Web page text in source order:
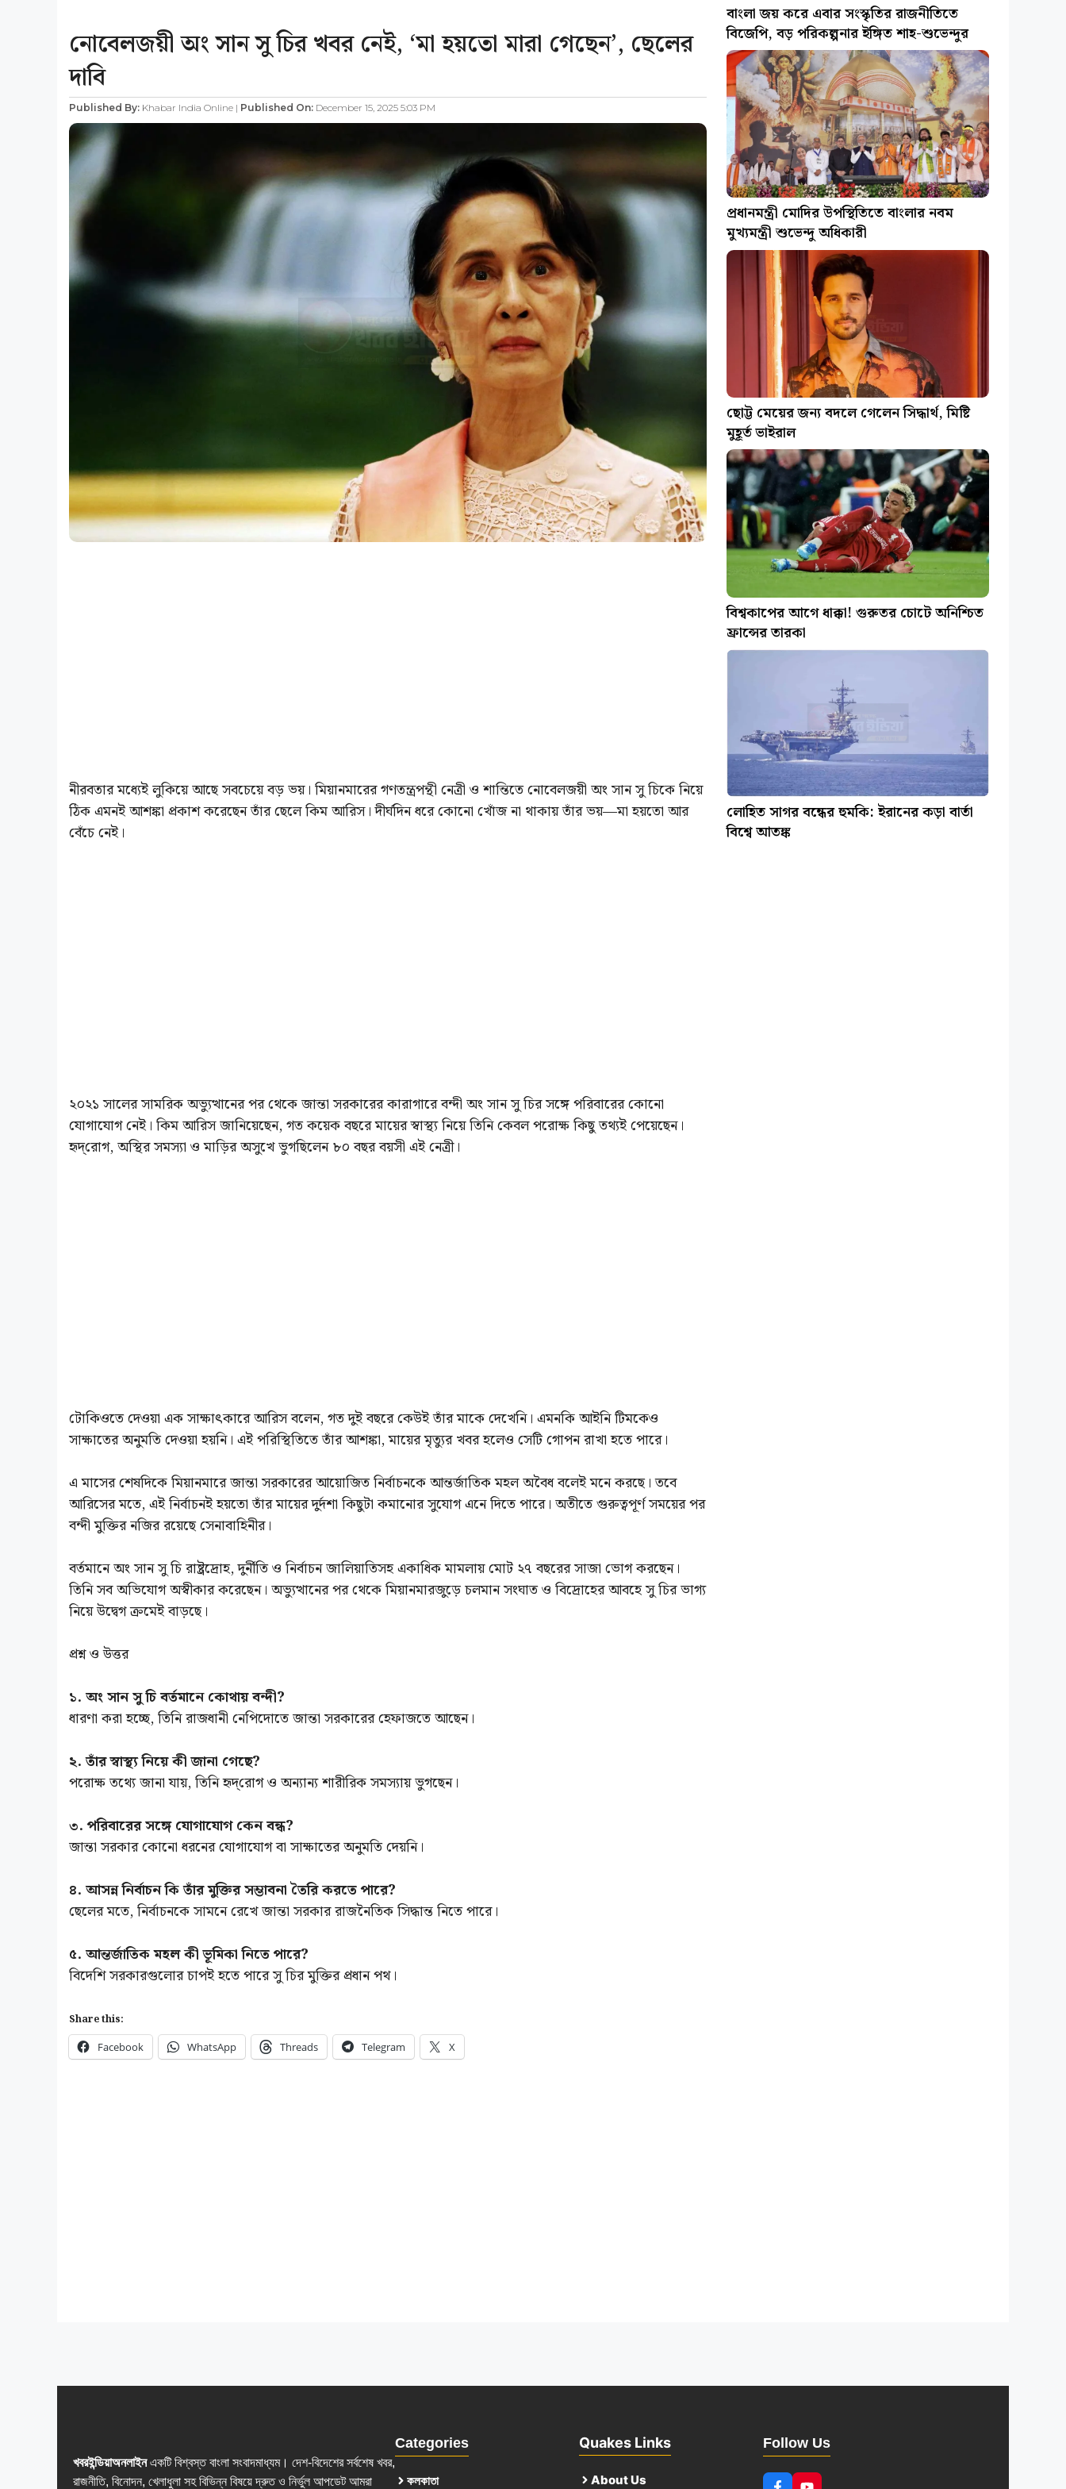
নোবেলজয়ী অং সান সু চির খবর নেই, ‘মা হয়তো মারা গেছেন’, ছেলের
দাবি
Published By: Khabar India Online | Published On: December 15, 2025 5:03 PM
নীরবতার মধ্যেই লুকিয়ে আছে সবচেয়ে বড় ভয়। মিয়ানমারের গণতন্ত্রপন্থী নেত্রী ও শান্তিতে নোবেলজয়ী অং সান সু চিকে নিয়ে
ঠিক এমনই আশঙ্কা প্রকাশ করেছেন তাঁর ছেলে কিম আরিস। দীর্ঘদিন ধরে কোনো খোঁজ না থাকায় তাঁর ভয়—মা হয়তো আর
বেঁচে নেই।
২০২১ সালের সামরিক অভ্যুত্থানের পর থেকে জান্তা সরকারের কারাগারে বন্দী অং সান সু চির সঙ্গে পরিবারের কোনো
যোগাযোগ নেই। কিম আরিস জানিয়েছেন, গত কয়েক বছরে মায়ের স্বাস্থ্য নিয়ে তিনি কেবল পরোক্ষ কিছু তথ্যই পেয়েছেন।
হৃদ্‌রোগ, অস্থির সমস্যা ও মাড়ির অসুখে ভুগছিলেন ৮০ বছর বয়সী এই নেত্রী।
টোকিওতে দেওয়া এক সাক্ষাৎকারে আরিস বলেন, গত দুই বছরে কেউই তাঁর মাকে দেখেনি। এমনকি আইনি টিমকেও
সাক্ষাতের অনুমতি দেওয়া হয়নি। এই পরিস্থিতিতে তাঁর আশঙ্কা, মায়ের মৃত্যুর খবর হলেও সেটি গোপন রাখা হতে পারে।
এ মাসের শেষদিকে মিয়ানমারে জান্তা সরকারের আয়োজিত নির্বাচনকে আন্তর্জাতিক মহল অবৈধ বলেই মনে করছে। তবে
আরিসের মতে, এই নির্বাচনই হয়তো তাঁর মায়ের দুর্দশা কিছুটা কমানোর সুযোগ এনে দিতে পারে। অতীতে গুরুত্বপূর্ণ সময়ের পর
বন্দী মুক্তির নজির রয়েছে সেনাবাহিনীর।
বর্তমানে অং সান সু চি রাষ্ট্রদ্রোহ, দুর্নীতি ও নির্বাচন জালিয়াতিসহ একাধিক মামলায় মোট ২৭ বছরের সাজা ভোগ করছেন।
তিনি সব অভিযোগ অস্বীকার করেছেন। অভ্যুত্থানের পর থেকে মিয়ানমারজুড়ে চলমান সংঘাত ও বিদ্রোহের আবহে সু চির ভাগ্য
নিয়ে উদ্বেগ ক্রমেই বাড়ছে।
প্রশ্ন ও উত্তর
১. অং সান সু চি বর্তমানে কোথায় বন্দী?
ধারণা করা হচ্ছে, তিনি রাজধানী নেপিদোতে জান্তা সরকারের হেফাজতে আছেন।
২. তাঁর স্বাস্থ্য নিয়ে কী জানা গেছে?
পরোক্ষ তথ্যে জানা যায়, তিনি হৃদ্‌রোগ ও অন্যান্য শারীরিক সমস্যায় ভুগছেন।
৩. পরিবারের সঙ্গে যোগাযোগ কেন বন্ধ?
জান্তা সরকার কোনো ধরনের যোগাযোগ বা সাক্ষাতের অনুমতি দেয়নি।
৪. আসন্ন নির্বাচন কি তাঁর মুক্তির সম্ভাবনা তৈরি করতে পারে?
ছেলের মতে, নির্বাচনকে সামনে রেখে জান্তা সরকার রাজনৈতিক সিদ্ধান্ত নিতে পারে।
৫. আন্তর্জাতিক মহল কী ভূমিকা নিতে পারে?
বিদেশি সরকারগুলোর চাপই হতে পারে সু চির মুক্তির প্রধান পথ।
Share this:
Facebook WhatsApp Threads Telegram X
বাংলা জয় করে এবার সংস্কৃতির রাজনীতিতে
বিজেপি, বড় পরিকল্পনার ইঙ্গিত শাহ-শুভেন্দুর
প্রধানমন্ত্রী মোদির উপস্থিতিতে বাংলার নবম
মুখ্যমন্ত্রী শুভেন্দু অধিকারী
ছোট্ট মেয়ের জন্য বদলে গেলেন সিদ্ধার্থ, মিষ্টি
মুহূর্ত ভাইরাল
বিশ্বকাপের আগে ধাক্কা! গুরুতর চোটে অনিশ্চিত
ফ্রান্সের তারকা
লোহিত সাগর বন্ধের হুমকি: ইরানের কড়া বার্তা
বিশ্বে আতঙ্ক
খবরইন্ডিয়াঅনলাইনএকটি বিশ্বস্ত বাংলা সংবাদমাধ্যম। দেশ-বিদেশের সর্বশেষ খবর,
রাজনীতি, বিনোদন, খেলাধুলা সহ বিভিন্ন বিষয়ে দ্রুত ও নির্ভুল আপডেট আমরা
Categories
কলকাতা
Quakes Links
About Us
Follow Us